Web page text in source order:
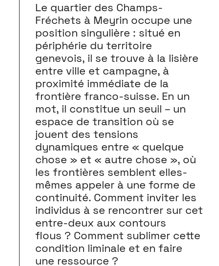
Le quartier des Champs-
Fréchets à Meyrin occupe une
position singulière : situé en
périphérie du territoire
genevois, il se trouve à la lisière
entre ville et campagne, à
proximité immédiate de la
frontière franco-suisse. En un
mot, il constitue un seuil – un
espace de transition où se
jouent des tensions
dynamiques entre « quelque
chose » et « autre chose », où
les frontières semblent elles-
mêmes appeler à une forme de
continuité. Comment inviter les
individus à se rencontrer sur cet
entre-deux aux contours
flous ? Comment sublimer cette
condition liminale et en faire
une ressource ?